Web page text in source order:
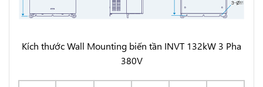
Kích thước Wall Mounting biến tần INVT 132kW 3 Pha
380V